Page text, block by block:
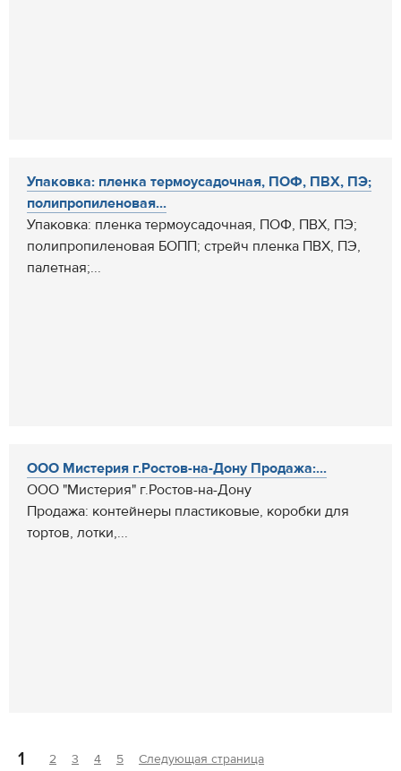
Упаковка: пленка термоусадочная, ПОФ, ПВХ, ПЭ;
полипропиленовая...
Упаковка: пленка термоусадочная, ПОФ, ПВХ, ПЭ;
полипропиленовая БОПП; стрейч пленка ПВХ, ПЭ,
палетная;...
ООО Мистерия г.Ростов-на-Дону Продажа:...
ООО "Мистерия" г.Ростов-на-Дону
Продажа: контейнеры пластиковые, коробки для
тортов, лотки,...
1 2 3 4 5 Следующая страница